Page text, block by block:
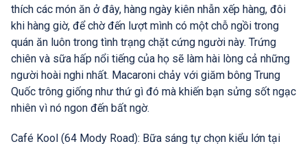
thích các món ăn ở đây, hàng ngày kiên nhẫn xếp hàng, đôi
khi hàng giờ, để chờ đến lượt mình có một chỗ ngồi trong
quán ăn luôn trong tình trạng chặt cứng người này. Trứng
chiên và sữa hấp nổi tiếng của họ sẽ làm hài lòng cả những
người hoài nghi nhất. Macaroni chảy với giăm bông Trung
Quốc trông giống như thứ gì đó mà khiến bạn sửng sốt ngạc
nhiên vì nó ngon đến bất ngờ.
Café Kool (64 Mody Road): Bữa sáng tự chọn kiểu lớn tại